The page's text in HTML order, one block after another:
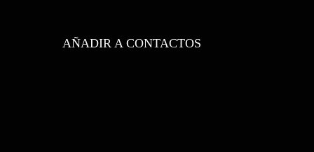
AÑADIR A CONTACTOS